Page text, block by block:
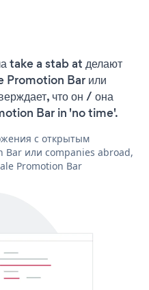
take a stab at делают
Promotion Bar или
что он / она
Bar in 'no time'.
с открытым
Bar или companies abroad,
Promotion Bar